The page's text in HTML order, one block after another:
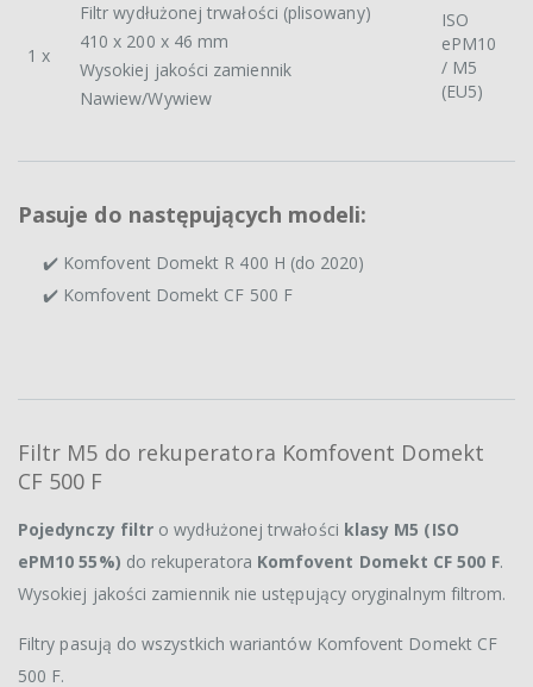
1 x
Filtr wydłużonej trwałości (plisowany)
410 x 200 x 46 mm
Wysokiej jakości zamiennik
Nawiew/Wywiew
ISO
ePM10
/ M5
(EU5)
Pasuje do następujących modeli:
✔️ Komfovent Domekt R 400 H (do 2020)
✔️ Komfovent Domekt CF 500 F
Filtr M5 do rekuperatora Komfovent Domekt
CF 500 F
Pojedynczy filtr o wydłużonej trwałości klasy M5 (ISO
ePM10 55%) do rekuperatora Komfovent Domekt CF 500 F.
Wysokiej jakości zamiennik nie ustępujący oryginalnym filtrom.
Filtry pasują do wszystkich wariantów Komfovent Domekt CF
500 F.